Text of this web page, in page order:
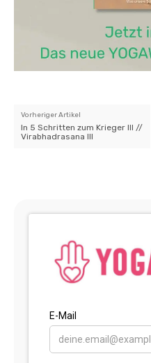
Vorheriger Artikel
In 5 Schritten zum Krieger III //
Virabhadrasana III